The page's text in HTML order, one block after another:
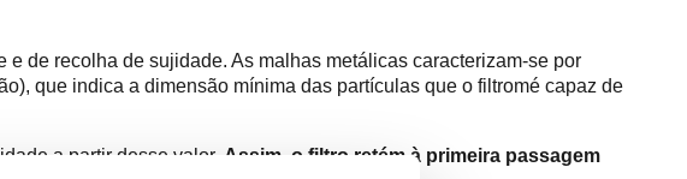
de recolha de sujidade. As malhas metálicas caracterizam-se por
que indica a dimensão mínima das partículas que o filtromé capaz de
a partir desse valor. Assim, o filtro retém à primeira passagem